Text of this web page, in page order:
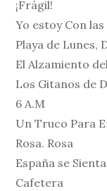
¡Frágil!
Yo estoy Con
Playa de Lunes,
El Alzamiento
Los Gitanos de
6 A.M
Un Truco Para
Rosa. Rosa
España se
Cafetera